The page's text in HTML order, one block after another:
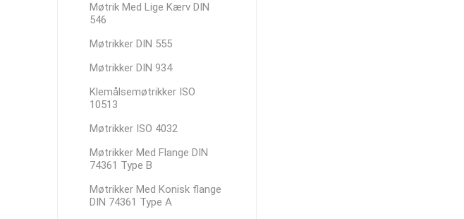
Møtrik Med Lige Kærv DIN
546
Møtrikker DIN 555
Møtrikker DIN 934
Klemålsemøtrikker ISO
10513
Møtrikker ISO 4032
Møtrikker Med Flange DIN
74361 Type B
Møtrikker Med Konisk flange
DIN 74361 Type A